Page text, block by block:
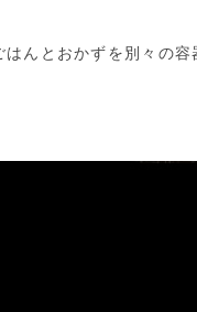
んとおかずを別々の